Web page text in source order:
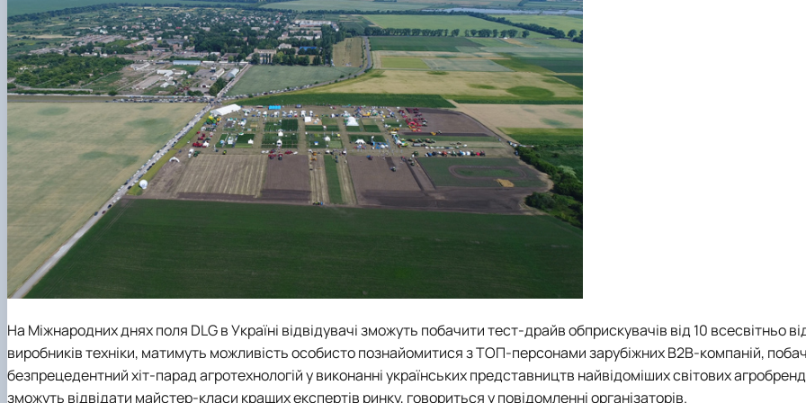
На Міжнародних днях поля DLG в Україні відвідувачі зможуть побачити тест-драйв обприскувачів від 10 всесвітньо
виробників техніки, матимуть можливість особисто познайомитися з ТОП-персонами зарубіжних B2B-компаній,
безпрецедентний хіт-парад агротехнологій у виконанні українських представництв найвідоміших світових
зможуть відвідати майстер-класи кращих експертів ринку, говориться у повідомленні організаторів.